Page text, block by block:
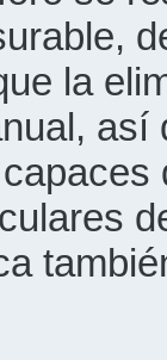
la
así